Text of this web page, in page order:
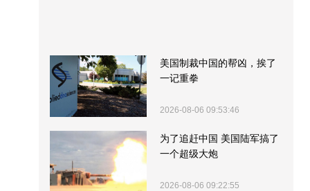
美国制裁中国的帮凶，挨了
一记重拳
2026-08-06 09:53:46
为了追赶中国 美国陆军搞了
一个超级大炮
2026-08-06 09:22:55